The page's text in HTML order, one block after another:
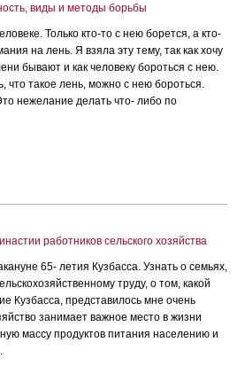
виды и методы борьбы
Только кто-то с нею борется, а кто-
на лень. Я взяла эту тему, так как хочу
бывают и как человеку бороться с нею.
что такое лень, можно с нею бороться.
нежелание делать что- либо по
работников сельского хозяйства
65- летия Кузбасса. Узнать о семьях,
труду, о том, какой
Кузбасса, представилось мне очень
занимает важное место в жизни
массу продуктов питания населению и